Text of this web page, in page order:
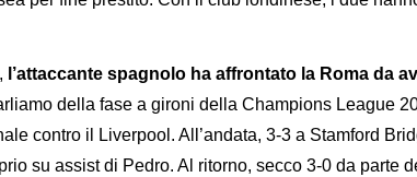
l’attaccante spagnolo ha affrontato la Roma da
della fase a gironi della Champions League
contro il Liverpool. All’andata, 3-3 a Stamford
su assist di Pedro. Al ritorno, secco 3-0 da parte